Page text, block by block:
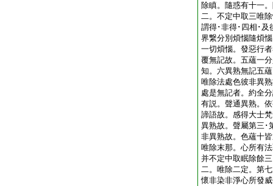
除瞋。隨惑有十一
二。不定中取三唯
謂得･非得･四相･及
界繋分別煩惱隨煩
一切煩惱。發惡行
覆無記故。五蘊一
知。六異熟無記五
唯除法處色彼非異
處是無記者。約全
有説。聲通異熟。
諦語故。感得大士
異熟故。聲屬第三･
非異熟故。色蘊十
唯除末那。心所有
并不定中取眠除餘
二。唯除二定。第
懷非染非淨心所發